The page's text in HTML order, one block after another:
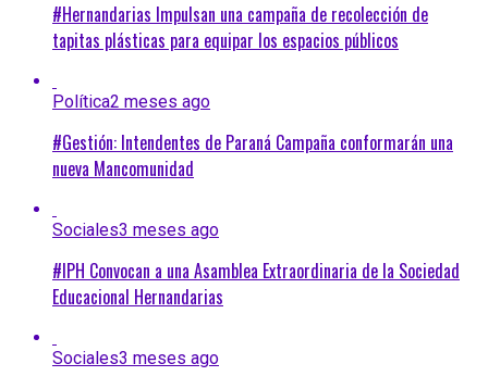
#Hernandarias Impulsan una campaña de recolección de
tapitas plásticas para equipar los espacios públicos
Política2 meses ago
#Gestión: Intendentes de Paraná Campaña conformarán una
nueva Mancomunidad
Sociales3 meses ago
#IPH Convocan a una Asamblea Extraordinaria de la Sociedad
Educacional Hernandarias
Sociales3 meses ago